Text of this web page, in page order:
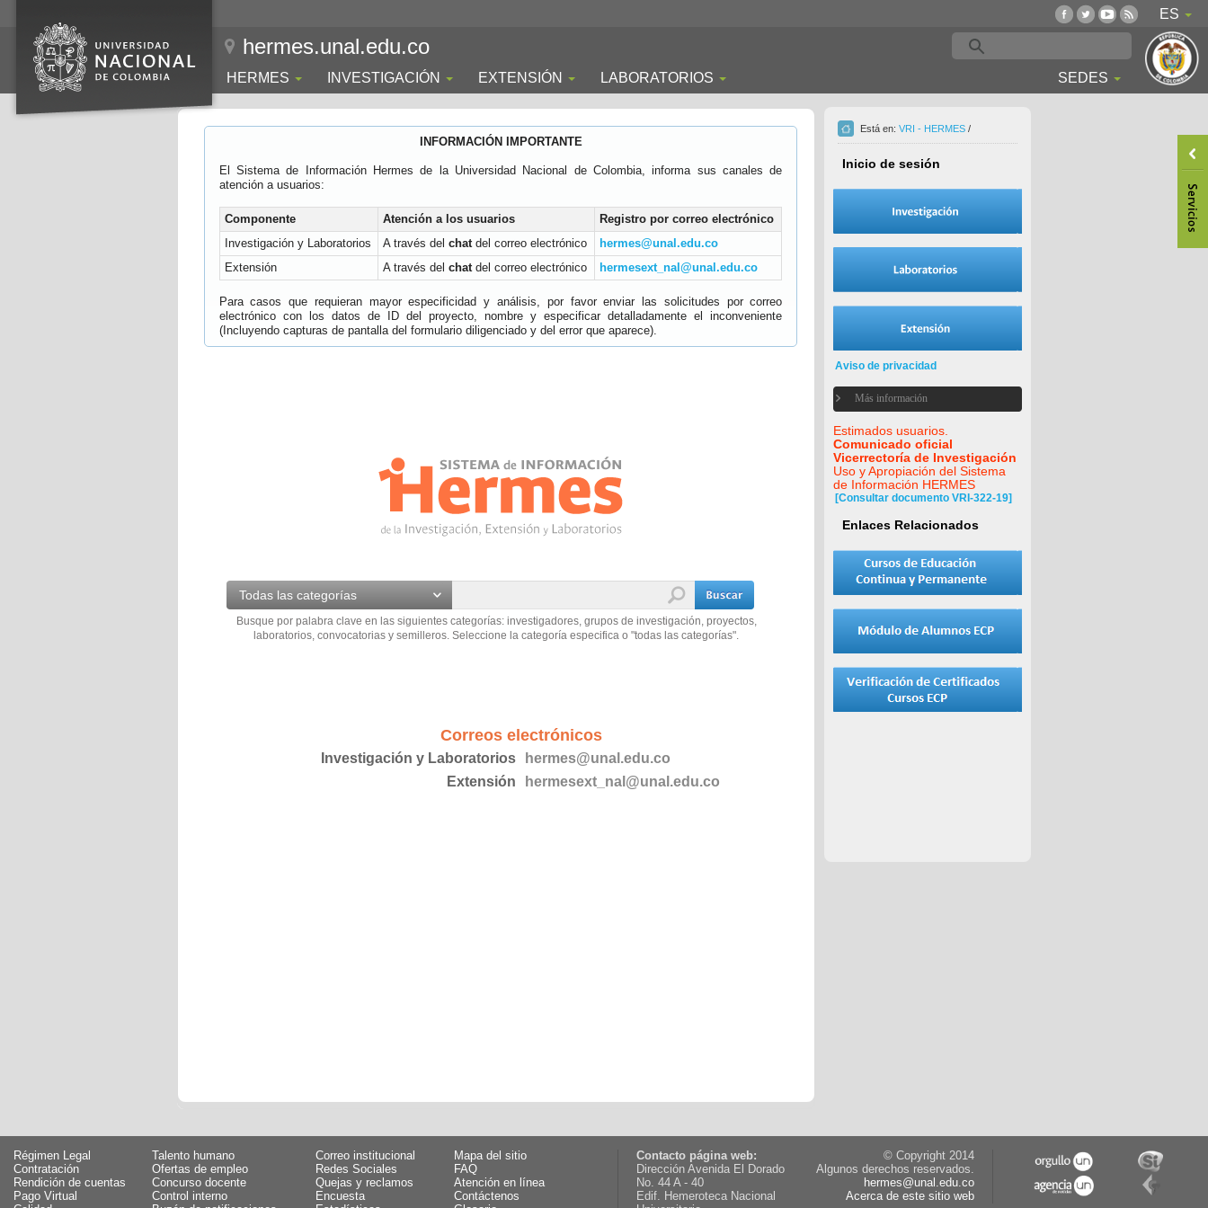
ES
hermes.unal.edu.co
HERMES INVESTIGACIÓN EXTENSIÓN LABORATORIOS SEDES
INFORMACIÓN IMPORTANTE
El Sistema de Información Hermes de la Universidad Nacional de Colombia, informa sus canales de
atención a usuarios:
Componente Atención a los usuarios
Registro por correo electrónico
Investigación y Laboratorios
A través del chatdel correo electrónico
hermes@unal.edu.co
Extensión
A través del chatdel correo electrónico hermesext_nal@unal.edu.co
Para casos que requieran mayor especificidad y análisis, por favor enviar las solicitudes por correo
electrónico con los datos de ID del proyecto, nombre y especificar detalladamente el inconveniente
(Incluyendo capturas de pantalla del formulario diligenciado y del error que aparece).
Todas las categorías
Busque por palabra clave en las siguientes categorías: investigadores, grupos de investigación, proyectos,
laboratorios, convocatorias y semilleros. Seleccione la categoría especifica o "todas las categorías".
Correos electrónicos
Investigación y Laboratorios
hermes@unal.edu.co
Extensión
hermesext_nal@unal.edu.co
Está en: VRI - HERMES /
Inicio de sesión
Aviso de privacidad
Más información
Estimados usuarios.
Comunicado oficial
Vicerrectoría de Investigación
Uso y Apropiación del Sistema
de Información HERMES
[Consultar documento VRI-322-19]
Enlaces Relacionados
Régimen Legal
Talento humano
Contratación
Ofertas de empleo
Rendición de cuentas
Concurso docente
Pago Virtual
Control interno
Correo institucional
Mapa del sitio
Redes Sociales
FAQ
Quejas y reclamos
Atención en línea
Encuesta
Contáctenos
Contacto página web:
Dirección Avenida El Dorado
No. 44 A - 40
Edif. Hemeroteca Nacional
© Copyright 2014
Algunos derechos reservados.
hermes@unal.edu.co
Acerca de este sitio web